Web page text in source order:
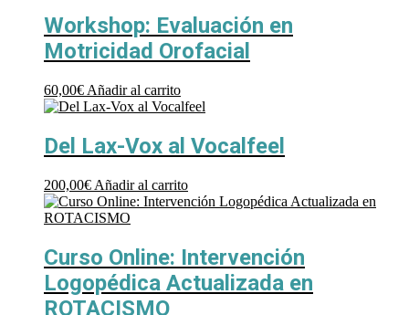
Workshop: Evaluación en
Motricidad Orofacial
60,00€ Añadir al carrito
Del Lax-Vox al Vocalfeel
200,00€ Añadir al carrito
Curso Online: Intervención
Logopédica Actualizada en
ROTACISMO